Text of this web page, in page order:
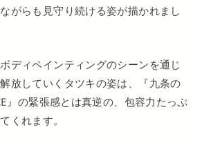
がらも見守り続ける姿が描かれまし
ディペインティングのシーンを通じ
放していくタツキの姿は、『九条の
』の緊張感とは真逆の、包容力たっぷ
くれます。